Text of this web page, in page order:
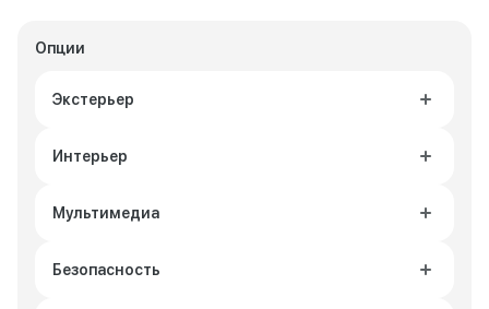
Опции
Экстерьер
Интерьер
Мультимедиа
Безопасность